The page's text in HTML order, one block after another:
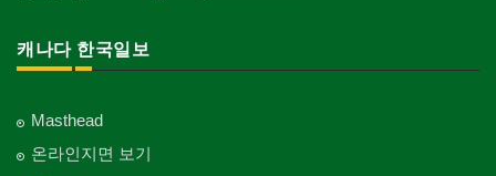
캐나다 한국일보
Masthead
온라인지면 보기